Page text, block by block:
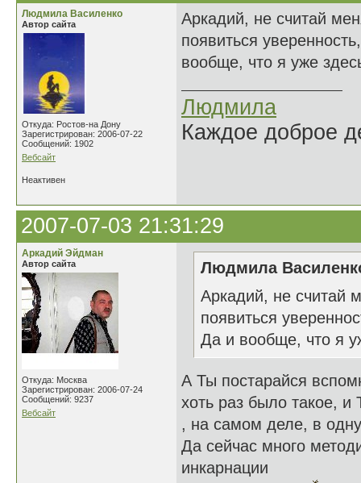
Людмила Василенко
Автор сайта
Откуда: Ростов-на Дону
Зарегистрирован: 2006-07-22
Сообщений: 1902
Вебсайт
Аркадий, не считай
появиться
вообще, что я уже
Людмила
Каждое доброе
Неактивен
2007-07-03 21:31:29
Аркадий Эйдман
Автор сайта
Откуда: Москва
Зарегистрирован: 2006-07-24
Сообщений: 9237
Вебсайт
Людмила
Аркадий, не считай
появиться
Да и вообще, что я
А Ты постарайся
хоть раз было такое,
, на самом деле, в
Да сейчас много
инкарнации